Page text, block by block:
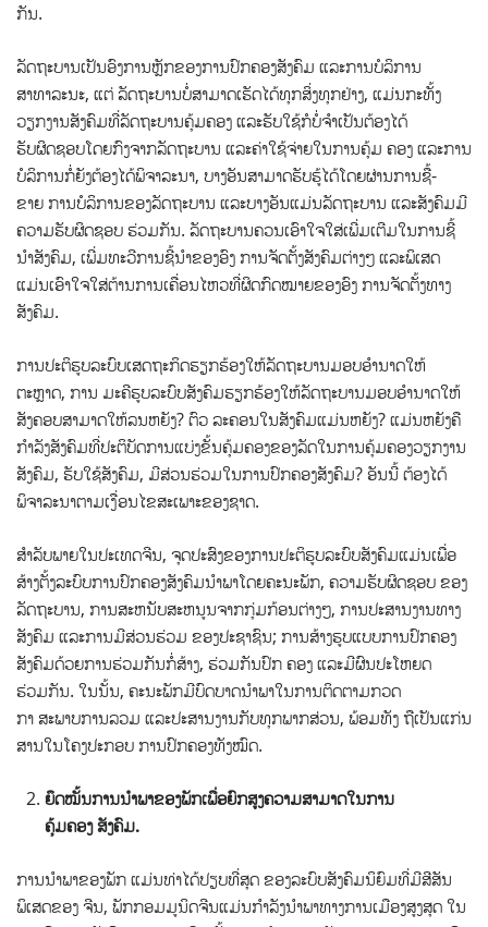
ກັນ.
ລັດຖະບານເປັນອົງການຫຼັກຂອງການປົກຄອງສັງຄົມ ແລະການບໍລິການ
ສາທາລະນະ, ແຕ່ ລັດຖະບານບໍ່ສາມາດເຮັດໄດ້ທຸກສິ່ງທຸກຢ່າງ, ແມ່ນກະທັ້ງ
ວຽກງານສັງຄົມທີ່ລັດຖະບານຄຸ້ມຄອງ ແລະຮັບໃຊ້ກໍບໍ່ຈໍາເປັນຕ້ອງໄດ້
ຮັບຜິດຊອບໂດຍກົງຈາກລັດຖະບານ ແລະຄ່າໃຊ້ຈ່າຍໃນການຄຸ້ມ ຄອງ ແລະການ
ບໍລິການກໍ່ຍັງຕ້ອງໄດ້ພິຈາລະນາ, ບາງອັນສາມາດຮັບຮູ້ໄດ້ໂດຍຜ່ານການຊື້-
ຂາຍ ການບໍລິການຂອງລັດຖະບານ ແລະບາງອັນແມ່ນລັດຖະບານ ແລະສັງຄົມມີ
ຄວາມຮັບຜິດຊອບ ຮ່ວມກັນ. ລັດຖະບານຄວນເອົາໃຈໃສ່ເພີ່ມເຕີມໃນການຊີ້
ນໍາສັງຄົມ, ເພີ່ມທະວີການຊີ້ນໍາຂອງອົງ ການຈັດຕັ້ງສັງຄົມຕ່າງໆ ແລະພິເສດ
ແມ່ນເອົາໃຈໃສ່ຕ້ານການເຄື່ອນໄຫວທີ່ຜິດກົດໝາຍຂອງອົງ ການຈັດຕັ້ງທາງ
ສັງຄົມ.
ການປະຕິຮູບລະບົບເສດຖະກິດຮຽກຮ້ອງໃຫ້ລັດຖະບານມອບອໍານາດໃຫ້
ຕະຫຼາດ, ການ ມະຄີຮູບລະບົບສັງຄົມຮຽກຮ້ອງໃຫ້ລັດຖະບານມອບອໍານາດໃຫ້
ສັງຄອບສາມາດໃຫ້ລນຫຍັງ? ຕົວ ລະຄອນໃນສັງຄົມແມ່ນຫຍັງ? ແມ່ນຫຍັງຄື
ກຳລັງສັງຄົມທີ່ປະຕິບັດການແບ່ງຂັ້ນຄຸ້ມຄອງຂອງລັດໃນການຄຸ້ມຄອງວຽກງານ
ສັງຄົມ, ຮັບໃຊ້ສັງຄົມ, ມີສ່ວນຮ່ວມໃນການປົກຄອງສັງຄົມ? ອັນນີ້ ຕ້ອງໄດ້
ພິຈາລະນາຕາມເງື່ອນໄຂສະເພາະຂອງຊາດ.
ສຳລັບພາຍໃນປະເທດຈີນ, ຈຸດປະສົງຂອງການປະຕິຮູບລະບົບສັງຄົມແມ່ນເພື່ອ
ສ້າງຕັ້ງລະບົບການປົກຄອງສັງຄົມນໍາພາໂດຍຄະນະພັກ, ຄວາມຮັບຜິດຊອບ ຂອງ
ລັດຖະບານ, ການສະຫນັບສະຫນູນຈາກກຸ່ມກ້ອນຕ່າງໆ, ການປະສານງານທາງ
ສັງຄົມ ແລະການມີສ່ວນຮ່ວມ ຂອງປະຊາຊົນ; ການສ້າງຮູບແບບການປົກຄອງ
ສັງຄົມດ້ວຍການຮ່ວມກັນກໍ່ສ້າງ, ຮ່ວມກັນປົກ ຄອງ ແລະມີຜົນປະໂຫຍດ
ຮ່ວມກັນ. ໃນນັ້ນ, ຄະນະພັກມີບົດບາດນໍາພາໃນການຕິດຕາມກວດ
ກາ ສະພາບການລວມ ແລະປະສານງານກັບທຸກພາກສ່ວນ, ພ້ອມທັງ ຖືເປັນແກ່ນ
ສານໃນໂຄງປະກອບ ການປົກຄອງທັງໝົດ.
ຍຶດໝັ້ນການນໍາພາຂອງພັກເພື່ອຍົກສູງຄວາມສາມາດໃນການ
ຄຸ້ມຄອງ ສັງຄົມ.
ການນໍາພາຂອງພັກ ແມ່ນທ່າໄດ້ປຽບທີ່ສຸດ ຂອງລະບົບສັງຄົມນິຍົມທີ່ມີສີສັນ
ພິເສດຂອງ ຈີນ, ພັກກອມມູນິດຈີນແມ່ນກໍາລັງນໍາພາທາງການເມືອງສູງສຸດ ໃນ